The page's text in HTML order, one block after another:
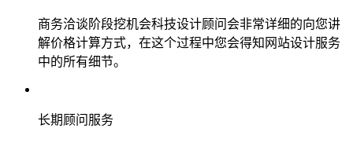
商务洽谈阶段挖机会科技设计顾问会非常详细的向您讲
解价格计算方式，在这个过程中您会得知网站设计服务
中的所有细节。
长期顾问服务